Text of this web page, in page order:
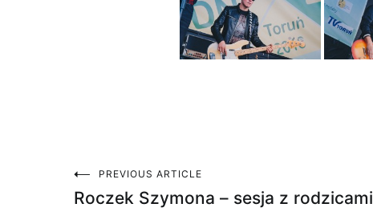
Nawigacja
PREVIOUS ARTICLE
Roczek Szymona – sesja z rodzicami